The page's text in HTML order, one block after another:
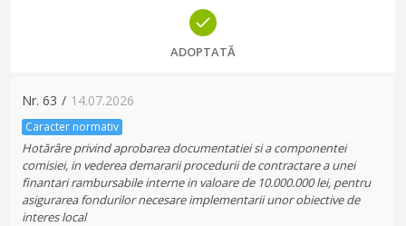
ADOPTATĂ
Nr. 63 / 14.07.2026
Caracter normativ
Hotărâre privind aprobarea documentatiei si a componentei
comisiei, in vederea demararii procedurii de contractare a unei
finantari rambursabile interne in valoare de 10.000.000 lei, pentru
asigurarea fondurilor necesare implementarii unor obiective de
interes local